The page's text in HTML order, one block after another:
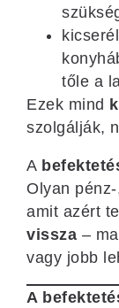
tőle a
Ezek mind
szolgálják,
A
Olyan
amit azért
vissza –
vagy jobb
A